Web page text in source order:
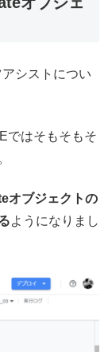
シストについ
ではそもそもそ
オブジェクトの
ようになりまし